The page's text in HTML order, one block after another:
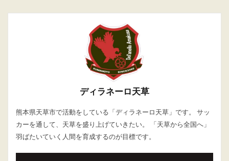
ディラネーロ天草
熊本県天草市で活動をしている「ディラネーロ天草」です。 サッ
カーを通して、天草を盛り上げていきたい。 「天草から全国へ」
羽ばたいていく人間を育成するのが目標です。